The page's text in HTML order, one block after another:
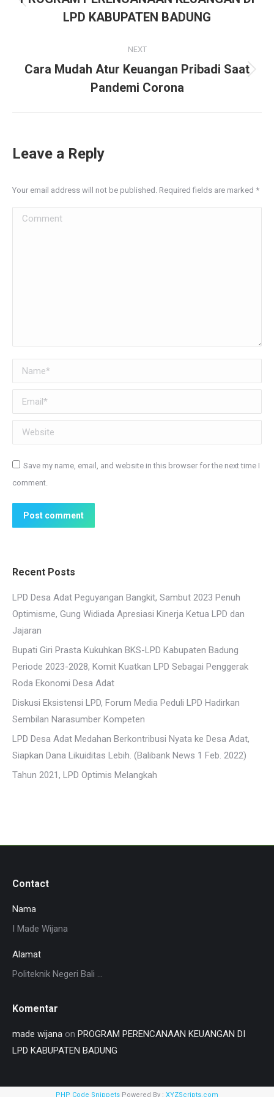
Previous
post:
LPD KABUPATEN BADUNG
NEXT
Next
post:
Cara Mudah Atur Keuangan Pribadi Saat
Pandemi Corona
Leave a Reply
Your email address will not be published. Required fields are marked *
Comment
Name *
Email *
Website
Save my name, email, and website in this browser for the next time I
comment.
Post comment
Recent Posts
LPD Desa Adat Peguyangan Bangkit, Sambut 2023 Penuh
Optimisme, Gung Widiada Apresiasi Kinerja Ketua LPD dan
Jajaran
Bupati Giri Prasta Kukuhkan BKS-LPD Kabupaten Badung
Periode 2023-2028, Komit Kuatkan LPD Sebagai Penggerak
Roda Ekonomi Desa Adat
Diskusi Eksistensi LPD, Forum Media Peduli LPD Hadirkan
Sembilan Narasumber Kompeten
LPD Desa Adat Medahan Berkontribusi Nyata ke Desa Adat,
Siapkan Dana Likuiditas Lebih. (Balibank News 1 Feb. 2022)
Tahun 2021, LPD Optimis Melangkah
Contact
Nama
I Made Wijana
Alamat
Politeknik Negeri Bali ...
Komentar
made wijana on PROGRAM PERENCANAAN KEUANGAN DI
LPD KABUPATEN BADUNG
PHP Code Snippets Powered By : XYZScripts.com